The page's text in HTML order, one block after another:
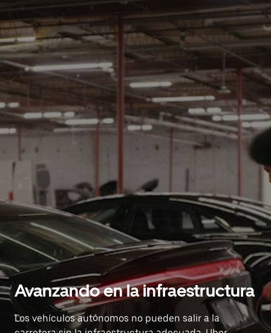
Avanzando en la infraestructura
Los vehículos autónomos no pueden salir a la